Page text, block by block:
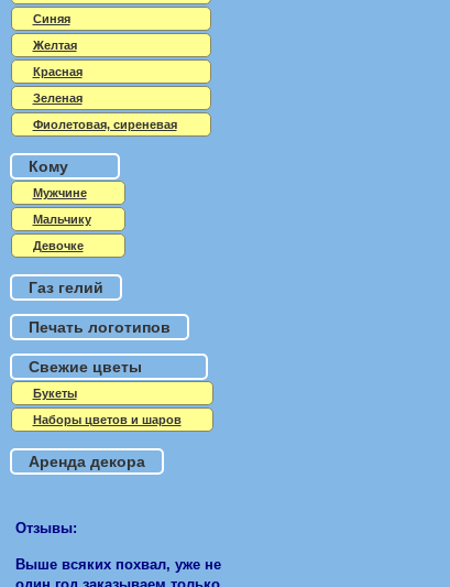
Синяя
Желтая
Красная
Зеленая
Фиолетовая, сиреневая
Кому
Мужчине
Мальчику
Девочке
Газ гелий
Печать логотипов
Свежие цветы
Букеты
Наборы цветов и шаров
Аренда декора
Отзывы:
Выше всяких похвал, уже не